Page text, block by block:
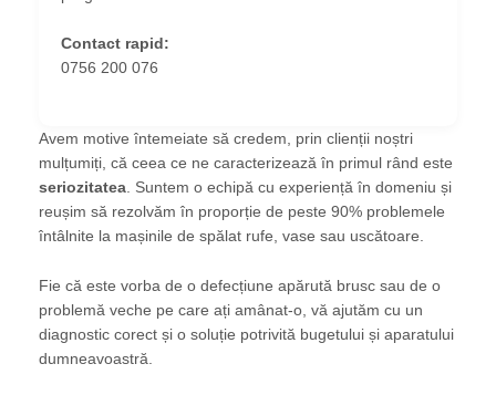
Contact rapid:
0756 200 076
Avem motive întemeiate să credem, prin clienții noștri
mulțumiți, că ceea ce ne caracterizează în primul rând este
seriozitatea. Suntem o echipă cu experiență în domeniu și
reușim să rezolvăm în proporție de peste 90% problemele
întâlnite la mașinile de spălat rufe, vase sau uscătoare.
Fie că este vorba de o defecțiune apărută brusc sau de o
problemă veche pe care ați amânat-o, vă ajutăm cu un
diagnostic corect și o soluție potrivită bugetului și aparatului
dumneavoastră.